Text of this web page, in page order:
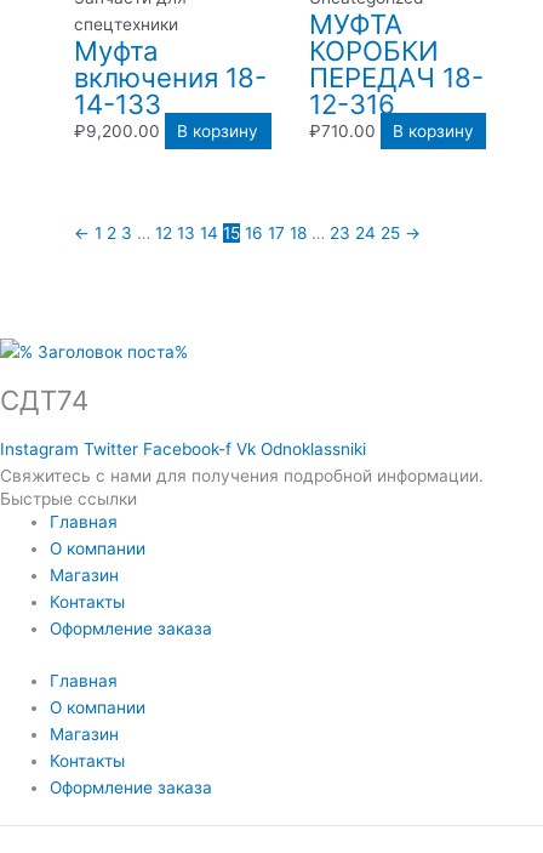
спецтехники
Муфта
включения 18-
14-133
₽9,200.00 В корзину
МУФТА
КОРОБКИ
ПЕРЕДАЧ 18-
12-316
₽710.00 В корзину
← 1 2 3 … 12 13 14 15 16 17 18 … 23 24 25 →
СДТ74
Instagram Twitter Facebook-f Vk Odnoklassniki
Свяжитесь с нами для получения подробной информации.
Быстрые ссылки
Главная
О компании
Магазин
Контакты
Оформление заказа
Главная
О компании
Магазин
Контакты
Оформление заказа